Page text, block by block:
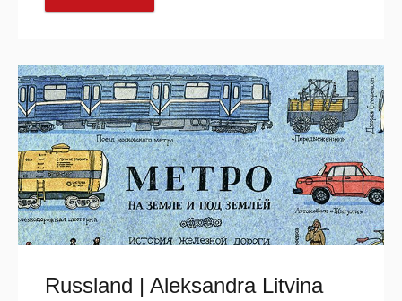
Russland | Aleksandra Litvina